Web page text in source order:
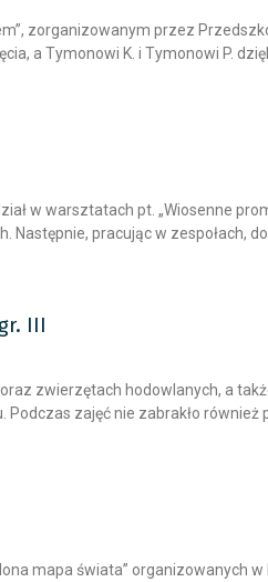
zorganizowanym przez
a Tymonowi K. i Tymonowi P.
w warsztatach pt. „Wiosenne
pracując w zespołach,
III
zwierzętach hodowlanych, a
zajęć nie zabrakło
mapa świata” organizowanych